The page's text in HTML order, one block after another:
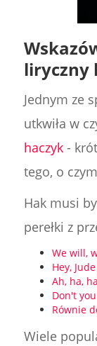
liryczny
Jednym ze
utkwiła w
haczyk-
tego, o
Hak musi
perełki z
We will,
Hey, Jude
Ah, ha,
Don't
Równie
Wiele